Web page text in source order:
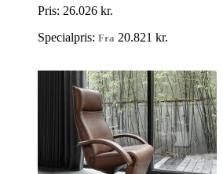
Pris: 26.026 kr.
Specialpris: Fra 20.821 kr.